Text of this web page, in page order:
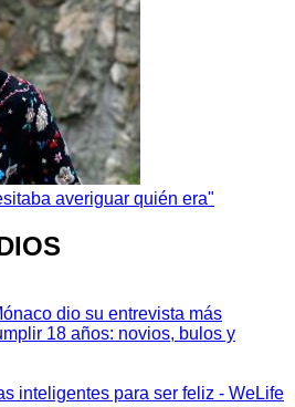
averiguar quién era"
dio su entrevista más
18 años: novios, bulos y
inteligentes para ser feliz - WeLife